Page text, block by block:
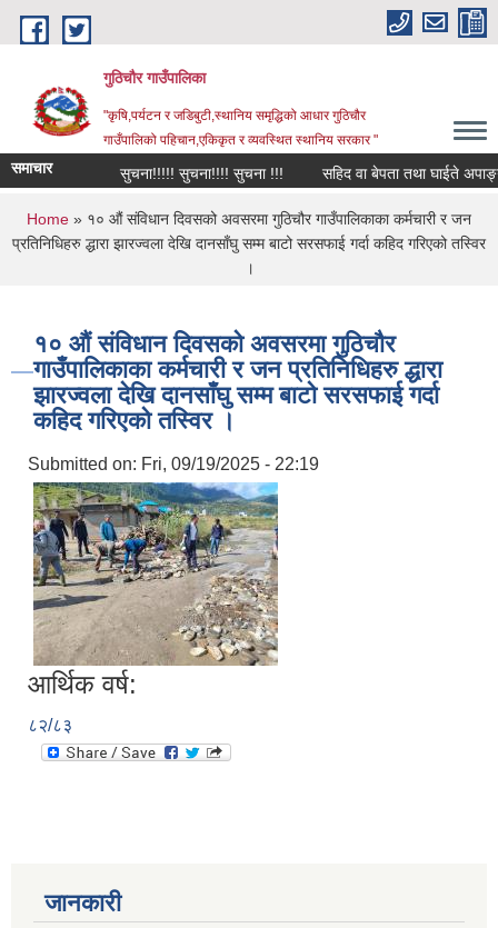
Skip to main content
गुठिचौर गाउँपालिका
"कृषि,पर्यटन र जडिबुटी,स्थानिय समृद्धिको आधार गुठिचौर
गाउँपालिको पहिचान,एकिकृत र व्यवस्थित स्थानिय सरकार "
समाचार सुचना!!!!! सुचना!!!! सुचना !!! सहिद वा बेपता तथा घाईते
You are here
Home » १० औं संविधान दिवसको अवसरमा गुठिचौर गाउँपालिकाका कर्मचारी र जन
प्रतिनिधिहरु द्धारा झारज्वला देखि दानसाँघु सम्म बाटो सरसफाई गर्दा कहिद गरिएको तस्विर
।
१० औं संविधान दिवसको अवसरमा गुठिचौर
गाउँपालिकाका कर्मचारी र जन प्रतिनिधिहरु द्धारा
झारज्वला देखि दानसाँघु सम्म बाटो सरसफाई गर्दा
कहिद गरिएको तस्विर ।
Submitted on: Fri, 09/19/2025 - 22:19
आर्थिक वर्ष:
८२/८३
जानकारी